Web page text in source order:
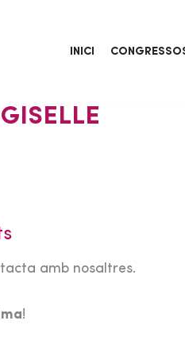
INICI
amb nosaltres.
!